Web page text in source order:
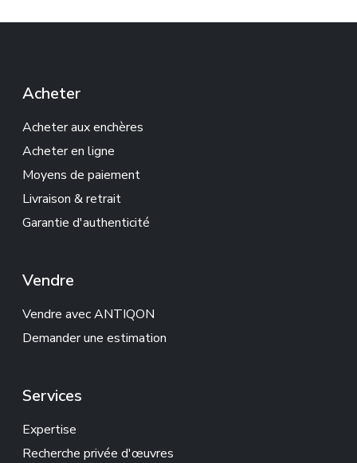
Acheter
Acheter aux enchères
Acheter en ligne
Moyens de paiement
Livraison & retrait
Garantie d'authenticité
Vendre
Vendre avec ANTIQON
Demander une estimation
Services
Expertise
Recherche privée d'œuvres